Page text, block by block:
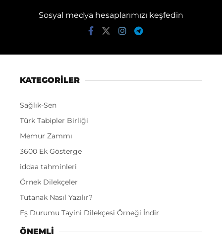
Sosyal medya hesaplarımızı keşfedin
KATEGORİLER
Sağlık-Sen
Türk Tabipler Birliği
Memur Zammı
3600 Ek Gösterge
iddaa tahminleri
Örnek Dilekçeler
Tutanak Nasıl Yazılır?
Eş Durumu Tayini Dilekçesi Örneği İndir
ÖNEMLI